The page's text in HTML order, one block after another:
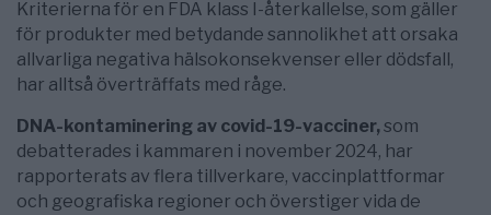
Kriterierna för en FDA klass I-återkallelse, som gäller
för produkter med betydande sannolikhet att orsaka
allvarliga negativa hälsokonsekvenser eller dödsfall,
har alltså överträffats med råge.
DNA-kontaminering av covid-19-vacciner,som
debatterades i kammaren i november 2024, har
rapporterats av flera tillverkare, vaccinplattformar
och geografiska regioner och överstiger vida de